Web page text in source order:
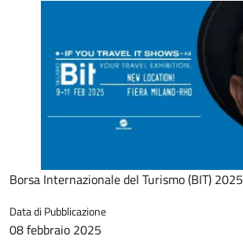
Borsa Internazionale del Turismo (BIT) 2025
Data di Pubblicazione
08 febbraio 2025